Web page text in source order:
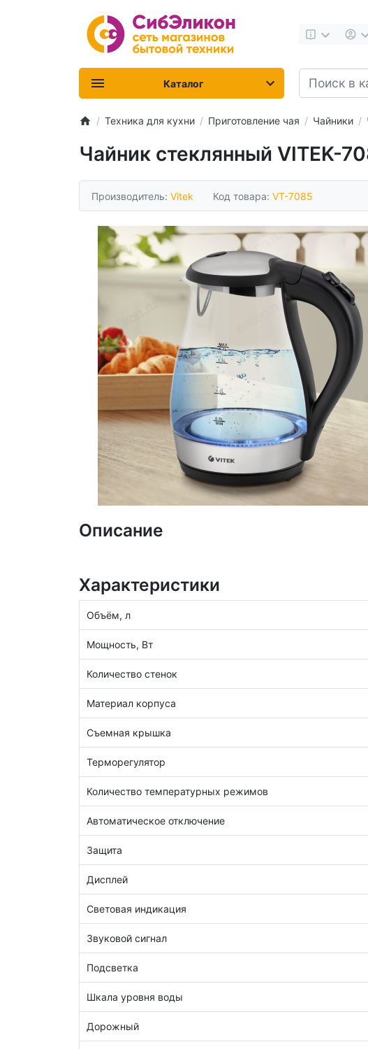
Каталог
Техника для кухни Приготовление чая Чайники
Чайник стеклянный VITEK-
Производитель: Vitek Код товара: VT-7085
Описание
Характеристики
Объём, л
Мощность, Вт
Количество стенок
Материал корпуса
Съемная крышка
Терморегулятор
Количество температурных режимов
Автоматическое отключение
Защита
Дисплей
Световая индикация
Звуковой сигнал
Подсветка
Шкала уровня воды
Дорожный